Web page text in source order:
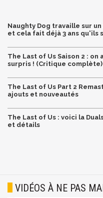
Naughty Dog travaille sur
et cela fait déjà 3 ans qu'ils
The Last of Us Saison 2 :
surpris ! (Critique complète)
The Last of Us Part 2
ajouts et nouveautés
The Last of Us : voici la
et détails
VIDÉOS À NE PAS